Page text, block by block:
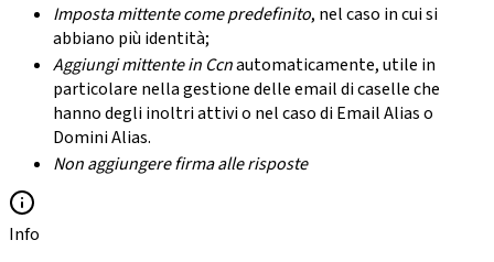
Imposta mittente come predefinito, nel caso in cui si
abbiano più identità;
Aggiungi mittente in Ccnautomaticamente, utile in
particolare nella gestione delle email di caselle che
hanno degli inoltri attivi o nel caso di Email Alias o
Domini Alias.
Non aggiungere firma alle risposte
Info